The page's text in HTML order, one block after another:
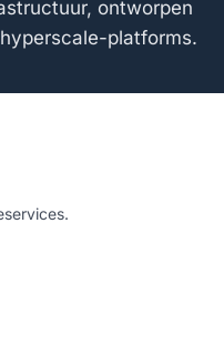
ontworpen
platforms.